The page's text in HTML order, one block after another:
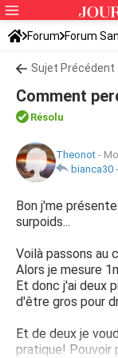
Forum Forum
Sujet Précédent
Comment
Résolu
Theonot -
bianca30 -
Bon j'me
surpoids...
Voilà passons au
Alors je mesure
Et donc j'ai deux
d'être gros pour
Et de deux je
pratique! Pouvoir